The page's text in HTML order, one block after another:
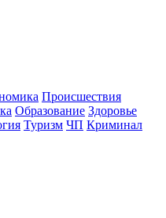
Происшествия
Образование Здоровье
Туризм ЧП Криминал